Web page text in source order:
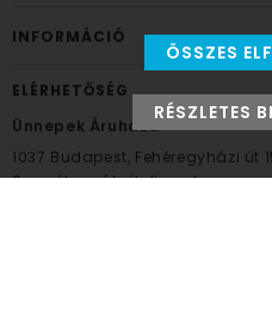
INFORMÁCIÓ
ELÉRHETŐSÉG
Ünnepek Áruháza
1037 Budapest, Fehéregyházi út
Személyes átvételi pont
ÖSSZES
RÉSZLETES